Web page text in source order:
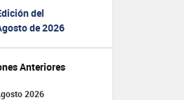
del
de 2026
Anteriores
2026